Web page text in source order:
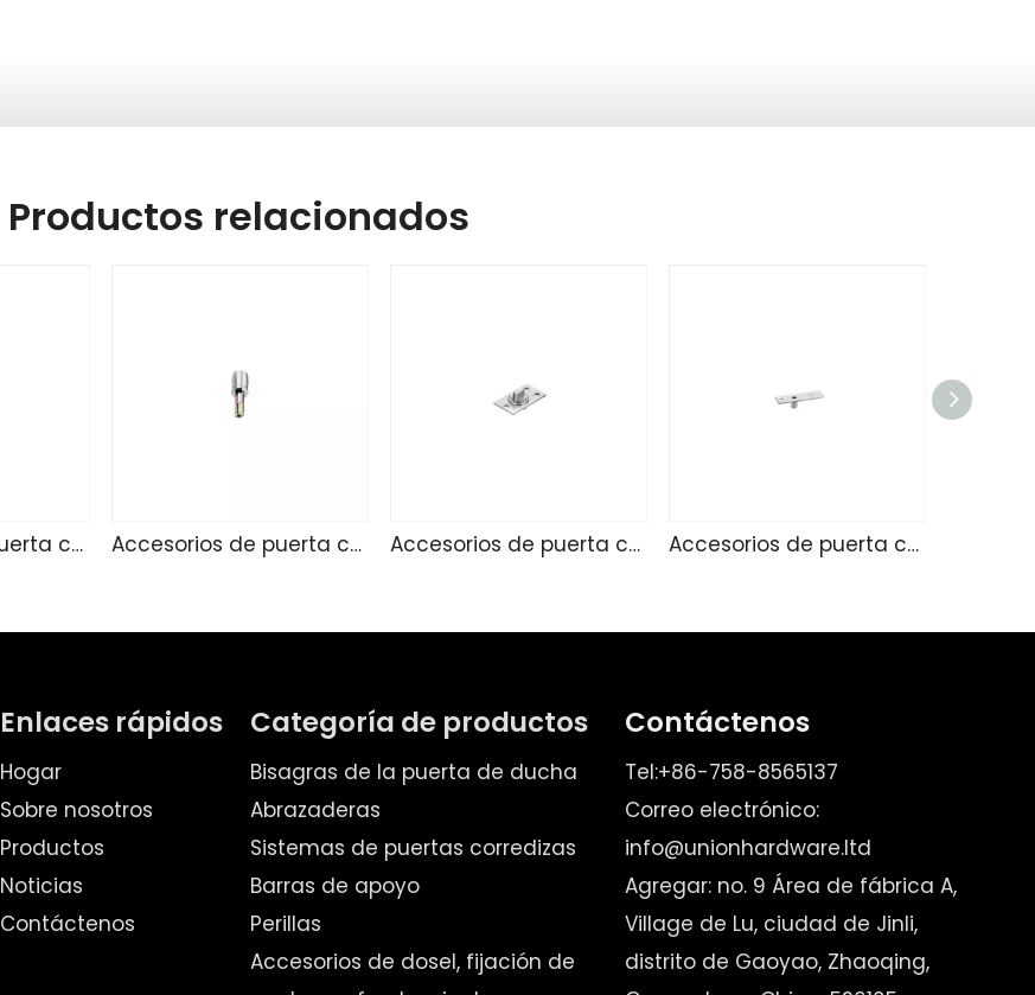
Productos relacionados
Accesorios de puerta corredizo 235 Accesorios de puerta corredera 234 Accesorios de puerta corredizo 233 Accesorios de puerta corredera 232
Enlaces rápidos
Hogar
Sobre nosotros
Productos
Noticias
Contáctenos
Categoría de productos
Bisagras de la puerta de ducha
Abrazaderas
Sistemas de puertas corredizas
Barras de apoyo
Perillas
Accesorios de dosel, fijación de
Contáctenos
Tel:+86-758-8565137
Correo electrónico:
info@unionhardware.ltd
Agregar: no. 9 Área de fábrica A,
Village de Lu, ciudad de Jinli,
distrito de Gaoyao, Zhaoqing,